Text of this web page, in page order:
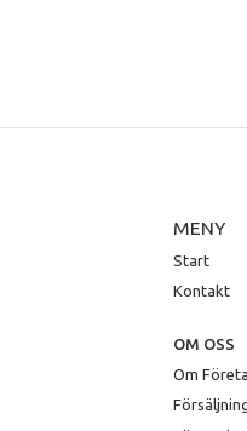
MENY
Start
Kontakt
OM OSS
Om